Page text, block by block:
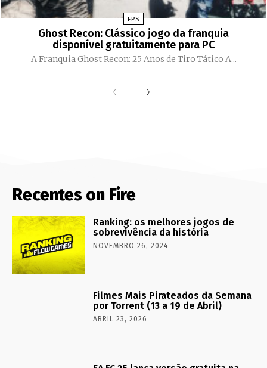
FPS
Ghost Recon: Clássico jogo da franquia
disponível gratuitamente para PC
A Franquia Ghost Recon: 25 Anos de Tiro Tático A...
Recentes on Fire
Ranking: os melhores jogos de
sobrevivência da história
NOVEMBRO 26, 2024
Filmes Mais Pirateados da Semana
por Torrent (13 a 19 de Abril)
ABRIL 23, 2026